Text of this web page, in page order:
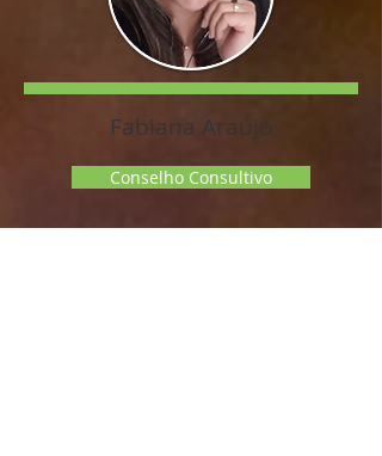
Fabiana Araújo
Conselho Consultivo